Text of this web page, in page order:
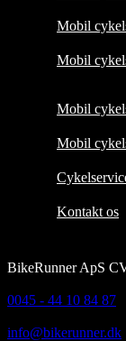
Mobil
Mobil
Mobil
Mobil
Kontakt os
BikeRunner ApS
0045 - 44 10 84 87
info@bikerunner.dk